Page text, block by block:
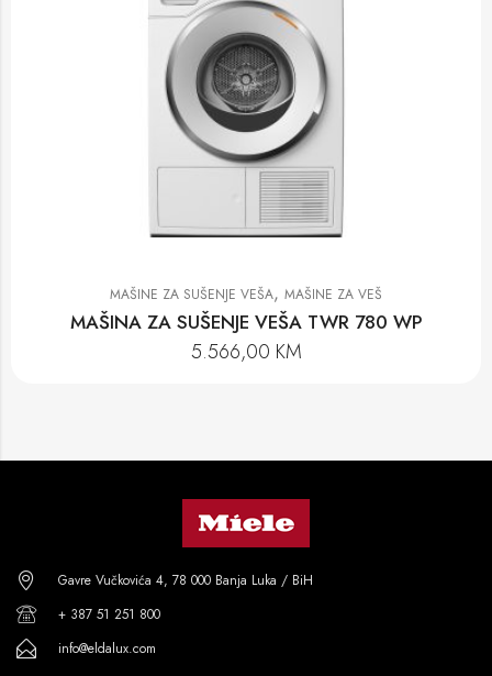
MAŠINE ZA SUŠENJE VEŠA, MAŠINE ZA VEŠ
MAŠINA ZA SUŠENJE VEŠA TWR 780 WP
5.566,00 KM
Gavre Vučkovića 4, 78 000 Banja Luka / BiH
+ 387 51 251 800
info@eldalux.com